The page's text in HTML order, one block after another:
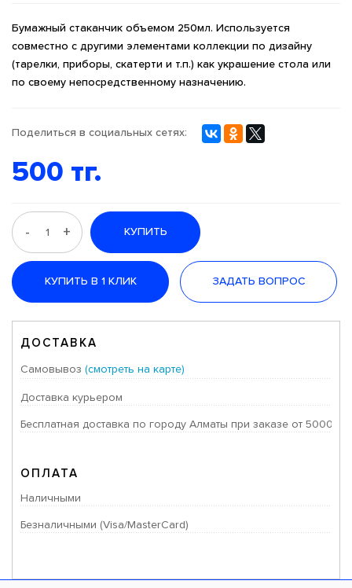
Бумажный стаканчик объемом 250мл. Используется
совместно с другими элементами коллекции по дизайну
(тарелки, приборы, скатерти и т.п.) как украшение стола или
по своему непосредственному назначению.
Поделиться в социальных сетях:
500 тг.
- + КУПИТЬ
КУПИТЬ В 1 КЛИК ЗАДАТЬ ВОПРОС
ДОСТАВКА
Самовывоз (смотреть на карте)
Доставка курьером
Бесплатная доставка по городу Алматы при заказе от 50000
ОПЛАТА
Наличными
Безналичными (Visa/MasterCard)